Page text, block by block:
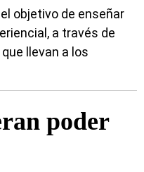
objetivo de enseñar
a través de
llevan a los
poder